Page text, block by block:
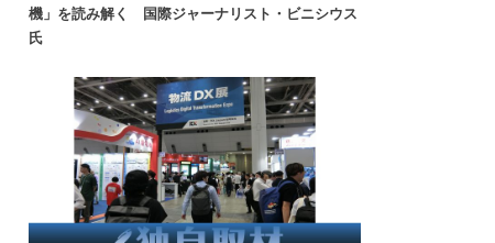
機」を読み解く 国際ジャーナリスト・ビニシウス
氏